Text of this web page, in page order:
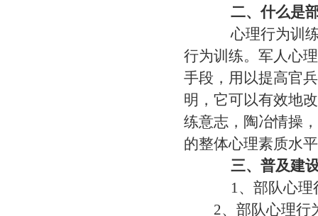
二、什么是
心理行为训练
行为训练。军人心
手段，用以提高官
明，它可以有效地
练意志，陶冶情操
的整体心理素质水
三、普及建
1、部队心理行
2、部队心理行为